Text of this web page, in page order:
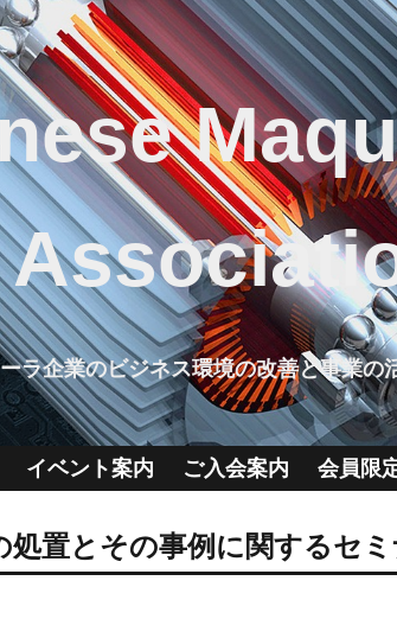
ラ企業のビジネス環境の改善と事業の
イベント案内 ご入会案内 会員限
処置とその事例に関するセ